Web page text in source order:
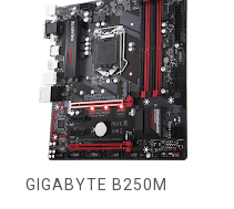
GIGABYTE B250M